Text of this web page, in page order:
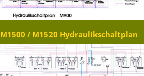
M1500 / M1520 Hydraulikschaltplan